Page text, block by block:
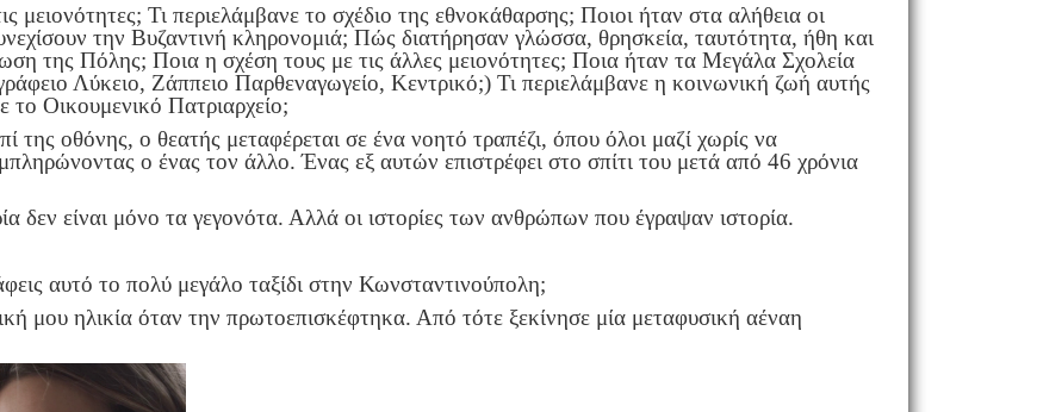
μειονότητες; Τι περιελάμβανε το σχέδιο της εθνοκάθαρσης; Ποιοι ήταν στα αλήθεια οι
την Βυζαντινή κληρονομιά; Πώς διατήρησαν γλώσσα, θρησκεία, ταυτότητα, ήθη και
της Πόλης; Ποια η σχέση τους με τις άλλες μειονότητες; Ποια ήταν τα Μεγάλα Σχολεία
Λύκειο, Ζάππειο Παρθεναγωγείο, Κεντρικό;) Τι περιελάμβανε η κοινωνική ζωή αυτής
το Οικουμενικό Πατριαρχείο;
της οθόνης, ο θεατής μεταφέρεται σε ένα νοητό τραπέζι, όπου όλοι μαζί χωρίς να
ο ένας τον άλλο. Ένας εξ αυτών επιστρέφει στο σπίτι του μετά από 46 χρόνια
δεν είναι μόνο τα γεγονότα. Αλλά οι ιστορίες των ανθρώπων που έγραψαν ιστορία.
αυτό το πολύ μεγάλο ταξίδι στην Κωνσταντινούπολη;
μου ηλικία όταν την πρωτοεπισκέφτηκα. Από τότε ξεκίνησε μία μεταφυσική αέναη